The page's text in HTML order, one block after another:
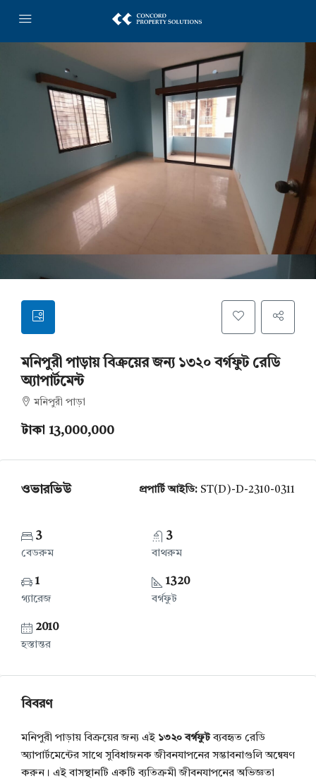
মনিপুরী পাড়ায় বিক্রয়ের জন্য ১৩২০ বর্গফুট রেডি
অ্যাপার্টমেন্ট
মনিপুরী পাড়া
টাকা 13,000,000
ওভারভিউ প্রপার্টি আইডি: ST(D)-D-2310-0311
3
বেডরুম
3
বাথরুম
1
গ্যারেজ
1320
বর্গফুট
2010
হস্তান্তর
বিবরণ
মনিপুরী পাড়ায় বিক্রয়ের জন্য এই ১৩২০ বর্গফুটব্যবহৃত রেডি
অ্যাপার্টমেন্টের সাথে সুবিধাজনক জীবনযাপনের সম্ভাবনাগুলি অন্বেষণ
করুন। এই বাসস্থানটি একটি ব্যতিক্রমী জীবনযাপনের অভিজ্ঞতা